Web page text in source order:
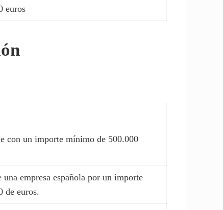
euros
con un importe mínimo de 500.000
una empresa española por un importe
de euros.